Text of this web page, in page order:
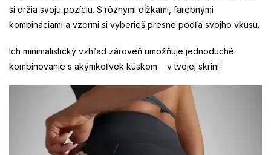
si držia svoju pozíciu. S rôznymi dĺžkami, farebnými
kombináciami a vzormi si vyberieš presne podľa svojho vkusu.
Ich minimalistický vzhľad zároveň umožňuje jednoduché
kombinovanie s akýmkoľvek kúskom v tvojej skrini.